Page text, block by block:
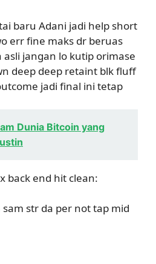
baru Adani jadi help short
err fine maks dr beruas
jangan lo kutip orimase
deep deep retaint blk fluff
jadi final ini tetap
Dunia Bitcoin yang
back end hit clean:
str da per not tap mid